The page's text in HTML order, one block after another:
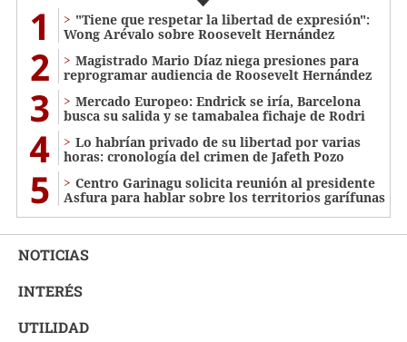
1
"Tiene que respetar la libertad de expresión":
Wong Arévalo sobre Roosevelt Hernández
2
Magistrado Mario Díaz niega presiones para
reprogramar audiencia de Roosevelt Hernández
3
Mercado Europeo: Endrick se iría, Barcelona
busca su salida y se tamabalea fichaje de Rodri
4
Lo habrían privado de su libertad por varias
horas: cronología del crimen de Jafeth Pozo
5
Centro Garinagu solicita reunión al presidente
Asfura para hablar sobre los territorios garífunas
NOTICIAS
INTERÉS
UTILIDAD